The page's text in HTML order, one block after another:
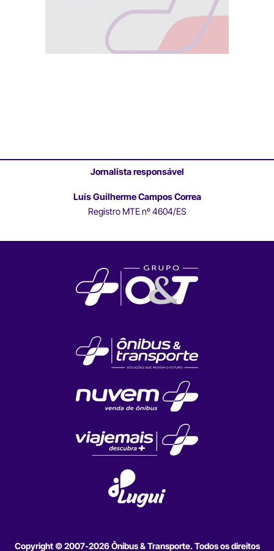
Jornalista responsável
Luís Guilherme Campos Correa
Registro MTE nº 4604/ES
Copyright © 2007-2026 Ônibus & Transporte. Todos os direitos